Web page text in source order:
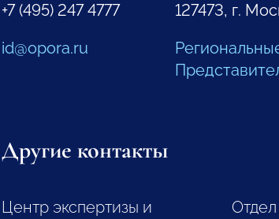
+7 (495) 247 4777
id@opora.ru
127473, г.
Другие контакты
Центр экспертизы и